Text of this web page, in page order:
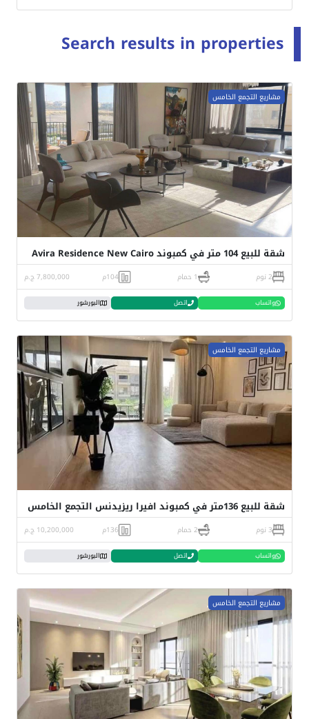
Search results in properties
مشاريع التجمع الخامس
شقة للبيع 104 متر في كمبوند Avira Residence New Cairo
2 نوم 1 حمام 104م 7,800,000 ج.م
واتساب اتصل البورشور
مشاريع التجمع الخامس
شقة للبيع 136متر في كمبوند افيرا ريزيدنس التجمع الخامس
3 نوم 2 حمام 136م 10,200,000 ج.م
واتساب اتصل البورشور
مشاريع التجمع الخامس